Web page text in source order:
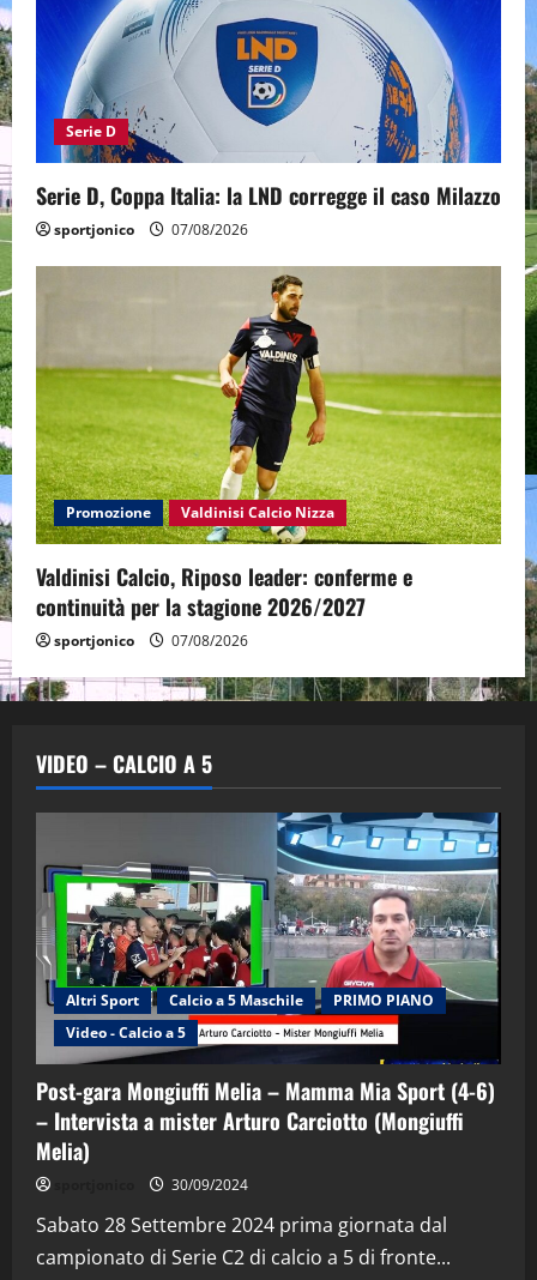
Serie D
Serie D, Coppa Italia: la LND corregge il caso Milazzo
sportjonico 07/08/2026
Promozione Valdinisi Calcio Nizza
Valdinisi Calcio, Riposo leader: conferme e
continuità per la stagione 2026/2027
sportjonico 07/08/2026
VIDEO – CALCIO A 5
Altri Sport Calcio a 5 Maschile
PRIMO PIANO
Video - Calcio a 5
Post-gara Mongiuffi Melia – Mamma Mia Sport (4-6)
– Intervista a mister Arturo Carciotto (Mongiuffi
Melia)
30/09/2024
Sabato 28 Settembre 2024 prima giornata dal
campionato di Serie C2 di calcio a 5 di fronte...
2
“SportEmpire” in Podcast: 29^ Puntata
(Martedi 28 Aprile 2026)
28/04/2026